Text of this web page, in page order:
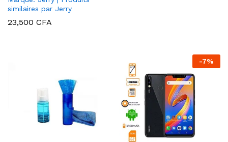
similaires par Jerry
23,500 CFA
-7%